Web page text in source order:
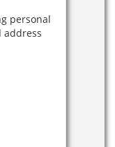
personal
address